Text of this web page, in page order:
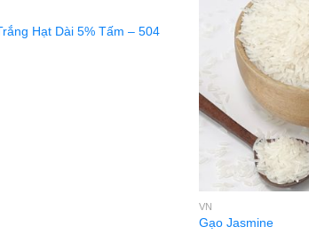
Hạt Dài 5% Tấm – 504
VN
Gạo Jasmine